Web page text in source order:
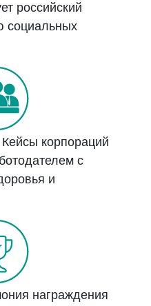
российский
социальных
корпораций
с
и
награждения